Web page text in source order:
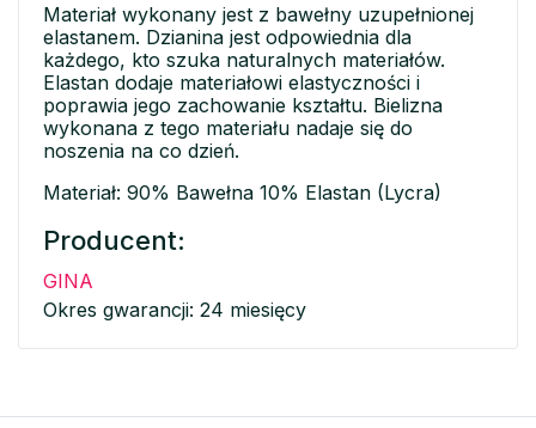
Materiał wykonany jest z bawełny uzupełnionej
elastanem. Dzianina jest odpowiednia dla
każdego, kto szuka naturalnych materiałów.
Elastan dodaje materiałowi elastyczności i
poprawia jego zachowanie kształtu. Bielizna
wykonana z tego materiału nadaje się do
noszenia na co dzień.
Materiał: 90% Bawełna 10% Elastan (Lycra)
Producent:
GINA
Okres gwarancji: 24 miesięcy